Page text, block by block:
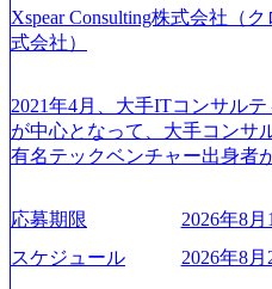
制、有給休暇初年度10日（消
ど、充実した休暇制度を整備
リフレッシュ休暇など、社員
する取り組みが充実している。 2026年8月13日(木) 19:00
0:30予定 2026年8月7日(金)
界セミナーを実施しています
ージのぼんやりしていた部分
回す、結果が出るまでやり抜
0:00 (60分) 2026年8月7日(金)
です。評価の場ではないため
方にもご参加いただけます。
ため、在職中の方も有給を取
慮なくご参加いただけます。
旅行事業の内容とビジネスモ
社後のキャリアパス ・質疑応
eet) ・営業・マーケティング
Xspear Consulting株式会社（
式会社）
2021年4月、大手ITコンサル
が中心となって、大手コンサ
有名テックベンチャー出身者
い」という想いの下で立ち上
ーがビジネスの成功に大きな
て、20年以上にわたって
応募期限
2026年8
スケジュール
2026年8